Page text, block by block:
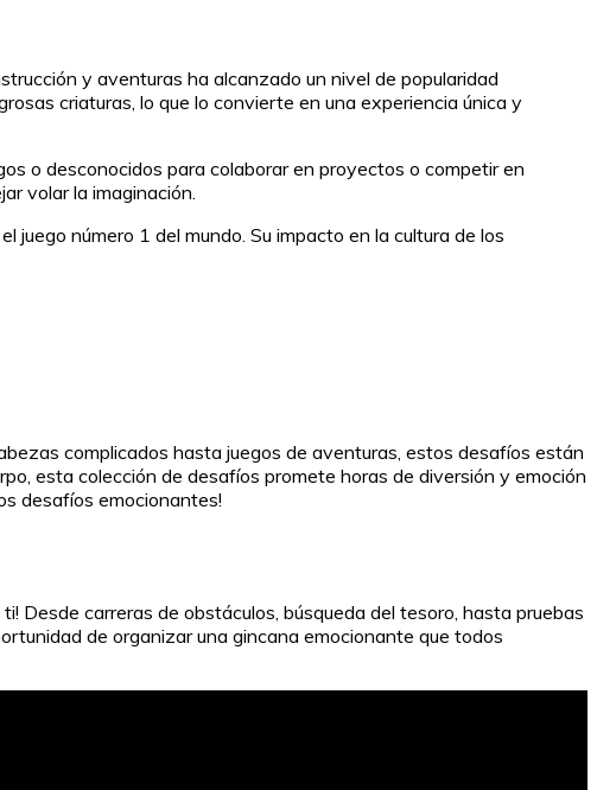
y aventuras ha alcanzado un nivel de popularidad
criaturas, lo que lo convierte en una experiencia única y
o desconocidos para colaborar en proyectos o competir en
volar la imaginación.
número 1 del mundo. Su impacto en la cultura de los
complicados hasta juegos de aventuras, estos desafíos están
esta colección de desafíos promete horas de diversión y emoción
desafíos emocionantes!
Desde carreras de obstáculos, búsqueda del tesoro, hasta pruebas
de organizar una gincana emocionante que todos